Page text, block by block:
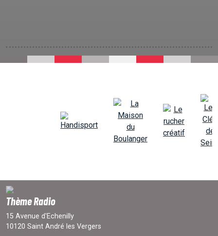
Thème Radio
15 Avenue d'Echenilly
10120 Saint André les Vergers